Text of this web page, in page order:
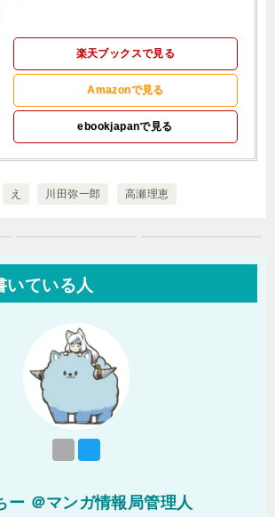
楽天ブックスで見る
Amazonで見る
ebookjapanで見る
え 川田弥一郎 高瀬理恵
いている人
ー ＠マンガ情報局管理人